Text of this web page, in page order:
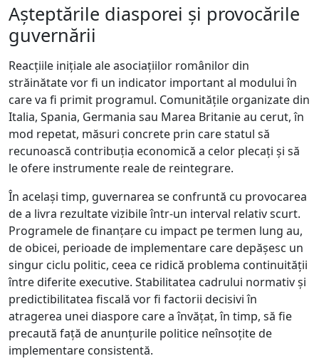
Așteptările diasporei și provocările
guvernării
Reacțiile inițiale ale asociațiilor românilor din
străinătate vor fi un indicator important al modului în
care va fi primit programul. Comunitățile organizate din
Italia, Spania, Germania sau Marea Britanie au cerut, în
mod repetat, măsuri concrete prin care statul să
recunoască contribuția economică a celor plecați și să
le ofere instrumente reale de reintegrare.
În același timp, guvernarea se confruntă cu provocarea
de a livra rezultate vizibile într-un interval relativ scurt.
Programele de finanțare cu impact pe termen lung au,
de obicei, perioade de implementare care depășesc un
singur ciclu politic, ceea ce ridică problema continuității
între diferite executive. Stabilitatea cadrului normativ și
predictibilitatea fiscală vor fi factorii decisivi în
atragerea unei diaspore care a învățat, în timp, să fie
precaută față de anunțurile politice neînsoțite de
implementare consistentă.